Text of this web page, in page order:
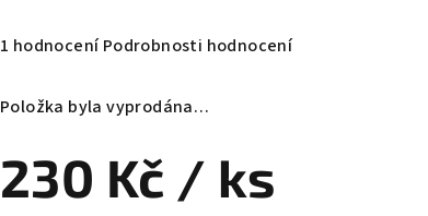
Průměrné
produktu
z
5
1 hodnocení Podrobnosti hodnocení
Položka byla vyprodána…
230 Kč / ks